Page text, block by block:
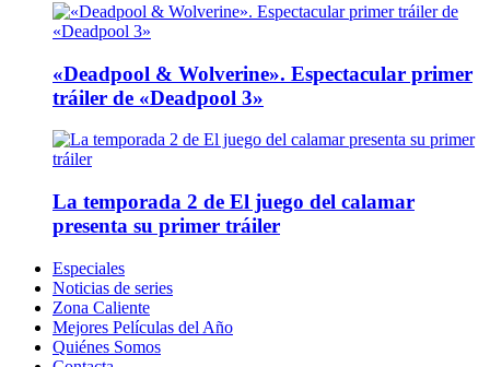
«Deadpool & Wolverine». Espectacular primer
tráiler de «Deadpool 3»
La temporada 2 de El juego del calamar
presenta su primer tráiler
Especiales
Noticias de series
Zona Caliente
Mejores Películas del Año
Quiénes Somos